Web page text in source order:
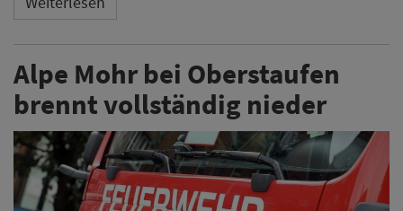
Alpe Mohr bei Oberstaufen
brennt vollständig nieder